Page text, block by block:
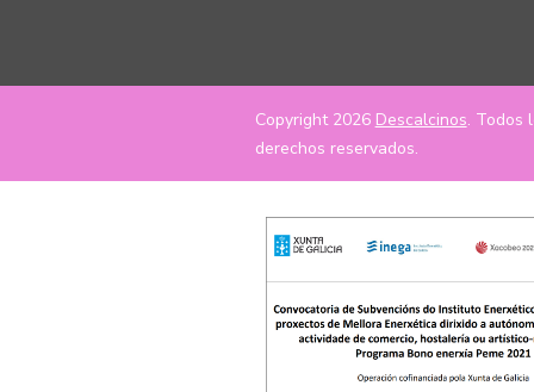
Copyright 2026 Descalcinos. Todos
derechos reservados.